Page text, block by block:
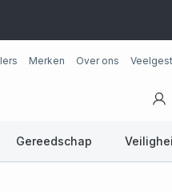
Merken Over ons
Gereedschap